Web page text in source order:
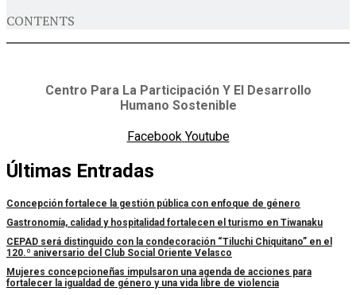
CONTENTS
Centro Para La Participación Y El Desarrollo
Humano Sostenible
Facebook Youtube
Últimas Entradas
Concepción fortalece la gestión pública con enfoque de género
Gastronomía, calidad y hospitalidad fortalecen el turismo en Tiwanaku
CEPAD será distinguido con la condecoración “Tiluchi Chiquitano” en el
120.º aniversario del Club Social Oriente Velasco
Mujeres concepcioneñas impulsaron una agenda de acciones para
fortalecer la igualdad de género y una vida libre de violencia